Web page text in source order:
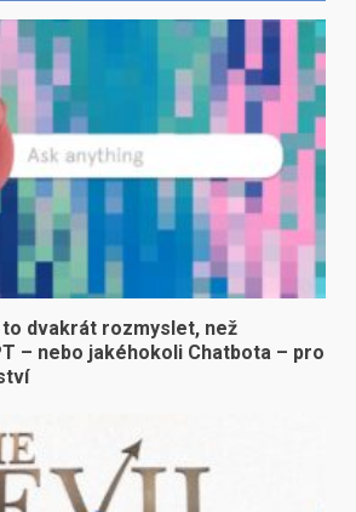
dvakrát rozmyslet, než
– nebo jakéhokoli Chatbota – pro